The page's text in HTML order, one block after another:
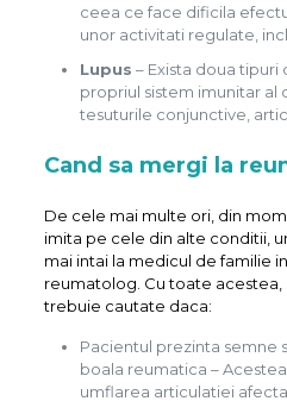
ceea ce face dificila
unor activitati regulate,
Lupus – Exista doua tipuri
propriul sistem imunitar al
tesuturile conjunctive,
Cand sa mergi la
De cele mai multe ori, din
imita pe cele din alte conditii,
mai intai la medicul de familie
reumatolog. Cu toate
trebuie cautate daca:
Pacientul prezinta semne
boala reumatica –
umflarea articulatiei